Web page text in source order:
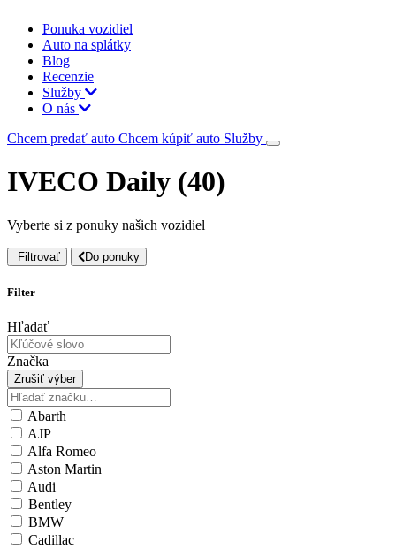
Ponuka vozidiel
Auto na splátky
Blog
Recenzie
Služby
O nás
Chcem predať auto Chcem kúpiť auto Služby
IVECO Daily (40)
Vyberte si z ponuky našich vozidiel
Filtrovať Do ponuky
Filter
Hľadať
Značka
Zrušiť výber
Abarth
AJP
Alfa Romeo
Aston Martin
Audi
Bentley
BMW
Cadillac